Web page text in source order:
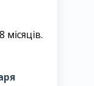
місяців.